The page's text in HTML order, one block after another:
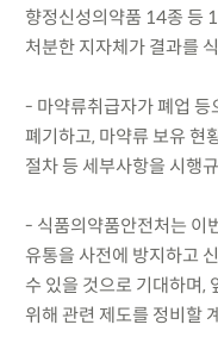
향정신성의약품 14종 등
처분한 지자체가 결과를
- 마약류취급자가 폐업 등
폐기하고, 마약류 보유 현
절차 등 세부사항을 시행
- 식품의약품안전처는 이
유통을 사전에 방지하고
수 있을 것으로 기대하며,
위해 관련 제도를 정비할